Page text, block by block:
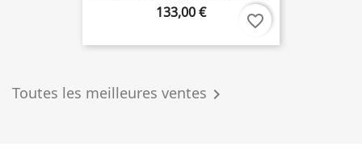
133,00 € favorite_border
Toutes les meilleures ventes 